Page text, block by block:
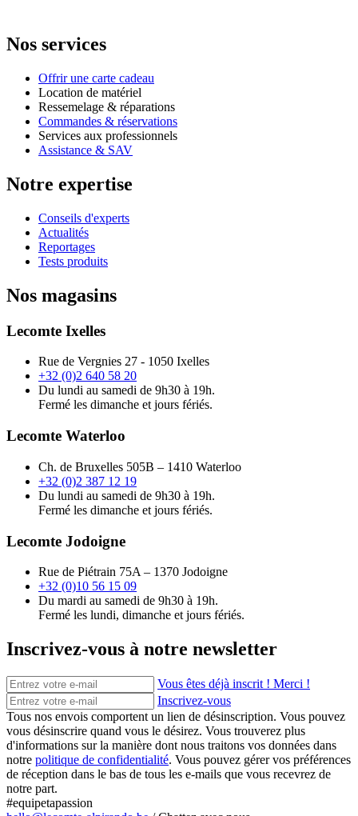
Nos services
Offrir une carte cadeau
Location de matériel
Ressemelage & réparations
Commandes & réservations
Services aux professionnels
Assistance & SAV
Notre expertise
Conseils d'experts
Actualités
Reportages
Tests produits
Nos magasins
Lecomte Ixelles
Rue de Vergnies 27 - 1050 Ixelles
+32 (0)2 640 58 20
Du lundi au samedi de 9h30 à 19h.
Fermé les dimanche et jours fériés.
Lecomte Waterloo
Ch. de Bruxelles 505B – 1410 Waterloo
+32 (0)2 387 12 19
Du lundi au samedi de 9h30 à 19h.
Fermé les dimanche et jours fériés.
Lecomte Jodoigne
Rue de Piétrain 75A – 1370 Jodoigne
+32 (0)10 56 15 09
Du mardi au samedi de 9h30 à 19h.
Fermé les lundi, dimanche et jours fériés.
Inscrivez-vous à notre newsletter
Vous êtes déjà inscrit ! Merci !
Inscrivez-vous
Tous nos envois comportent un lien de désinscription. Vous pouvez
vous désinscrire quand vous le désirez. Vous trouverez plus
d'informations sur la manière dont nous traitons vos données dans
notre politique de confidentialité. Vous pouvez gérer vos préférences
de réception dans le bas de tous les e-mails que vous recevrez de
notre part.
#equipetapassion